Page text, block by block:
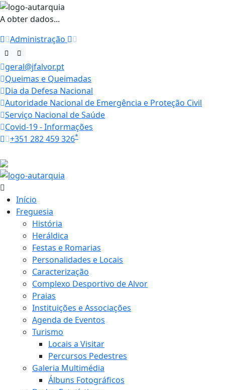
A obter dados...
Administração
geral@jfalvor.pt
Queimas e Queimadas
Dia da Defesa Nacional
Autoridade Nacional de Emergência e Proteção Civil
Serviço Nacional de Saúde
Covid-19 - Informações
+351 282 459 326*
Início
Freguesia
História
Heráldica
Festas e Romarias
Personalidades e Locais
Caracterização
Complexo Desportivo de Alvor
Praias
Instituições e Associações
Agenda de Eventos
Turismo
Locais a Visitar
Percursos Pedestres
Galeria Multimédia
Álbuns Fotográficos